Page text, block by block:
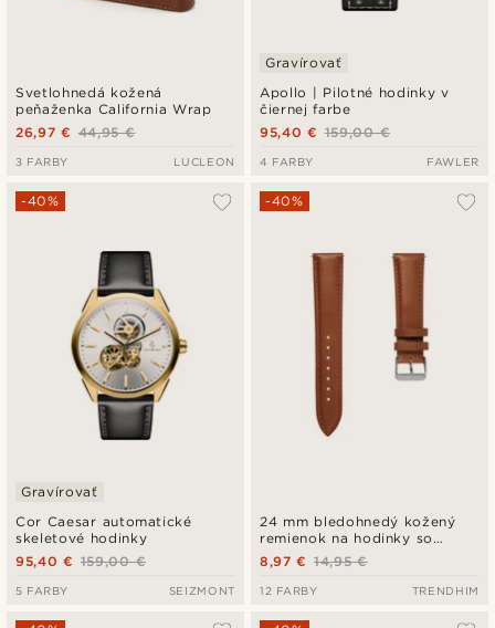
Svetlohnedá kožená
peňaženka California Wrap
44,95 €
26,97 €
3 FARBY LUCLEON
Apollo | Pilotné hodinky v
čiernej farbe
Gravírovať
159,00 €
95,40 €
4 FARBY FAWLER
Cor Caesar automatické
skeletové hodinky
-40%
Gravírovať
159,00 €
95,40 €
5 FARBY SEIZMONT
24 mm bledohnedý kožený
remienok na hodinky so
sponou v striebornej farbe -
rýchle odopnutie
-40%
14,95 €
8,97 €
12 FARBY TRENDHIM